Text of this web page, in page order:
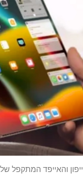
והאייפד המתקפל